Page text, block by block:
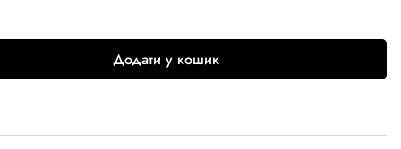
Додати у кошик